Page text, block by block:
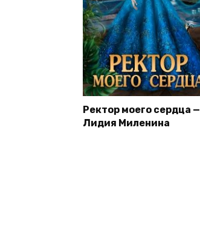
Ректор моего сердца —
Лидия Миленина